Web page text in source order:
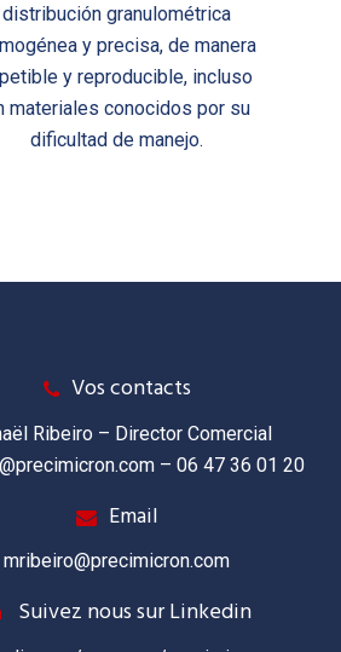
distribución granulométrica
y precisa, de manera
y reproducible, incluso
materiales conocidos por su
dificultad de manejo.
Vos contacts
Ribeiro – Director Comercial
– 06 47 36 01 20
Email
mribeiro@precimicron.com
Suivez nous sur Linkedin